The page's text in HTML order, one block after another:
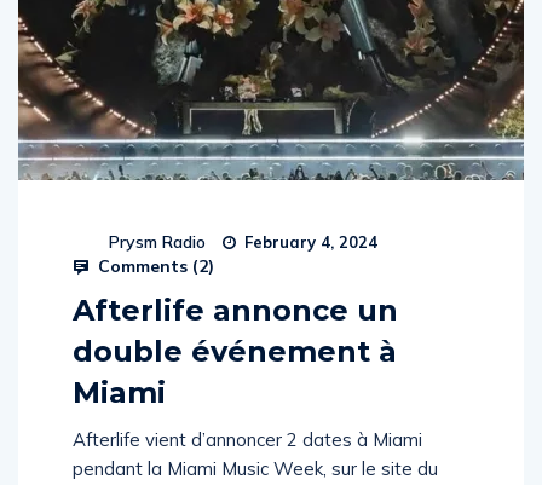
Prysm Radio February 4, 2024
Comments (2)
Afterlife annonce un
double événement à
Miami
Afterlife vient d’annoncer 2 dates à Miami
pendant la Miami Music Week, sur le site du